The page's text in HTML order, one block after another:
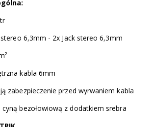
stereo 6,3mm - 2x Jack stereo 6,3mm
kabla 6mm
zabezpieczenie przed wyrwaniem kabla
bezołowiową z dodatkiem srebra